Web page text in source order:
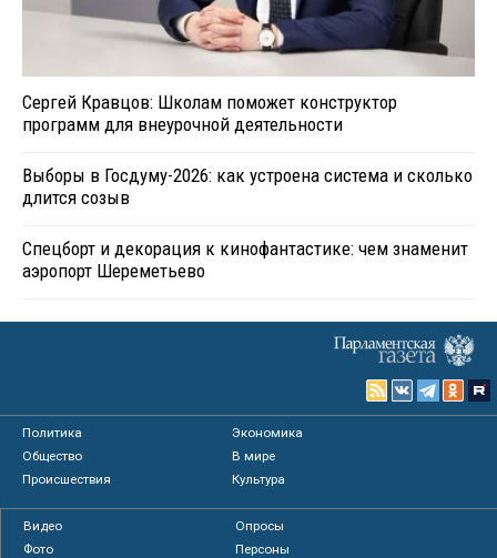
Сергей Кравцов: Школам поможет конструктор
программ для внеурочной деятельности
Выборы в Госдуму-2026: как устроена система и сколько
длится созыв
Спецборт и декорация к кинофантастике: чем знаменит
аэропорт Шереметьево
Политика
Экономика
Общество
В мире
Происшествия
Культура
Видео
Опросы
Фото
Персоны